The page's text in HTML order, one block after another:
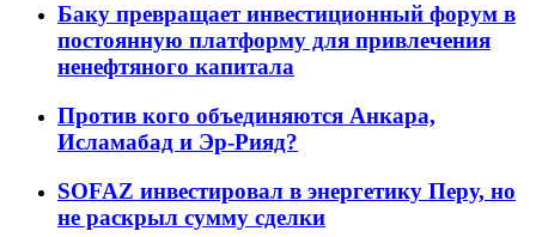
Баку превращает инвестиционный форум в
постоянную платформу для привлечения
ненефтяного капитала
Против кого объединяются Анкара,
Исламабад и Эр-Рияд?
SOFAZ инвестировал в энергетику Перу, но
не раскрыл сумму сделки